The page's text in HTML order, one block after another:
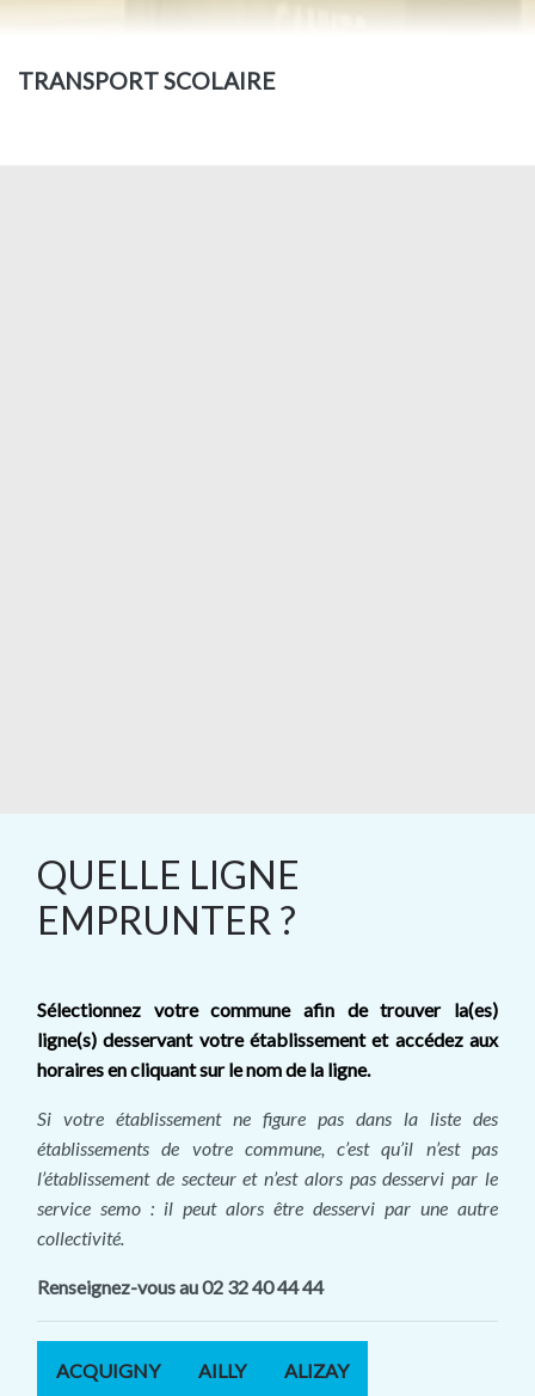
TRANSPORT SCOLAIRE
QUELLE LIGNE
EMPRUNTER ?
Sélectionnez votre commune afin de trouver la(es)
ligne(s) desservant votre établissement et accédez aux
horaires en cliquant sur le nom de la ligne.
Si votre établissement ne figure pas dans la liste des
établissements de votre commune, c’est qu’il n’est pas
l’établissement de secteur et n’est alors pas desservi par le
service semo : il peut alors être desservi par une autre
collectivité.
Renseignez-vous au 02 32 40 44 44
ACQUIGNY AILLY ALIZAY